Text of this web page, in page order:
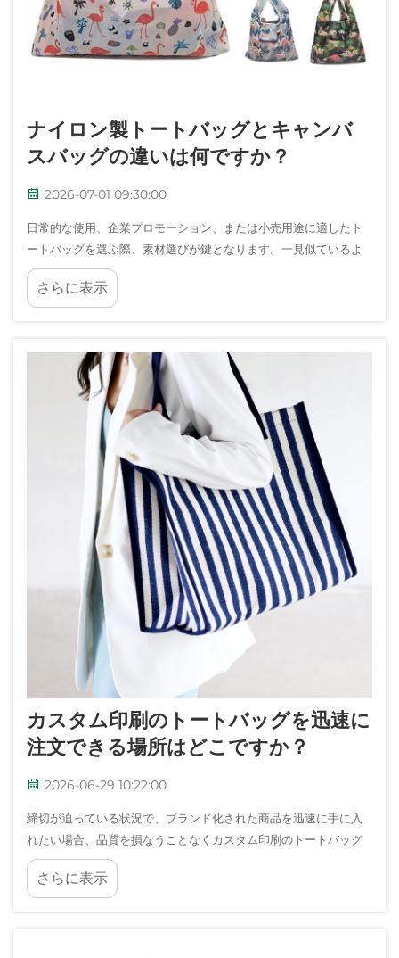
ナイロン製トートバッグとキャンバ
スバッグの違いは何ですか？
2026-07-01 09:30:00
日常的な使用、企業プロモーション、または小売用途に適したト
ートバッグを選ぶ際、素材選びが鍵となります。一見似ているよ
うに見えるナイロン製トートバッグとキャンバス製トートバッグ
ですが、実際の使用環境では大きく異なる特性を示します。それ
さらに表示
カスタム印刷のトートバッグを迅速に
注文できる場所はどこですか？
2026-06-29 10:22:00
締切が迫っている状況で、ブランド化された商品を迅速に手に入
れたい場合、品質を損なうことなくカスタム印刷のトートバッグ
をどこで注文すればよいかを正確に把握しておくことは、ビジネ
スにおいて真に有利なポイントとなります。来週開催の見本市へ
さらに表示